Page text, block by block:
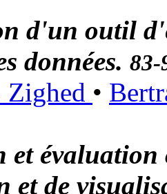
d'un outil
données. 83-
Zighed •
et évaluation
et de